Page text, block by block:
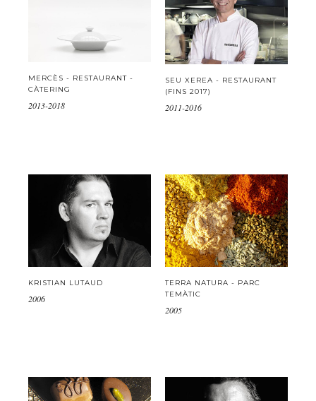
MERCÈS - RESTAURANT -
CÀTERING
2013-2018
SEU XEREA - RESTAURANT
(FINS 2017)
2011-2016
KRISTIAN LUTAUD
2006
TERRA NATURA - PARC
TEMÀTIC
2005